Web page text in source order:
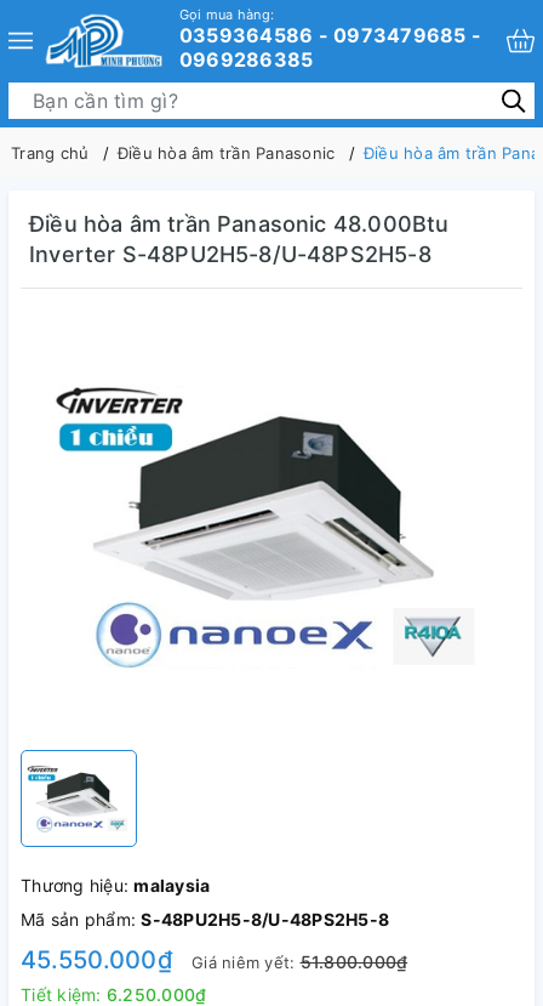
Gọi mua hàng:
0359364586 - 0973479685 -
0969286385
Trang chủ Điều hòa âm trần Panasonic Điều hòa âm trần
Điều hòa âm trần Panasonic 48.000Btu
Inverter S-48PU2H5-8/U-48PS2H5-8
Thương hiệu:malaysia
Mã sản phẩm:S-48PU2H5-8/U-48PS2H5-8
45.550.000₫ Giá niêm yết:51.800.000₫
Tiết kiệm: 6.250.000₫